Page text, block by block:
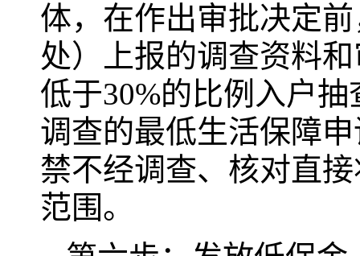
体，在作出审批决定
处）上报的调查资料
低于30%的比例入户
调查的最低生活保障
禁不经调查、核对直
范围。